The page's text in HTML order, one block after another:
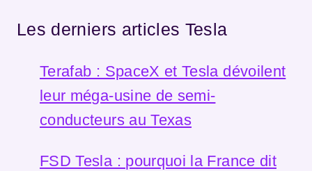
Les derniers articles Tesla
Terafab : SpaceX et Tesla dévoilent
leur méga-usine de semi-
conducteurs au Texas
FSD Tesla : pourquoi la France dit